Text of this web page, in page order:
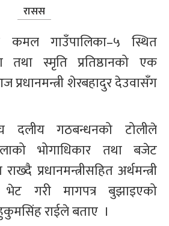
रासस
कमल गाउँपालिका–५ स्थित
तथा स्मृति प्रतिष्ठानको एक
प्रधानमन्त्री शेरबहादुर देउवासँग
दलीय गठबन्धनको टोलीले
भोगाधिकार तथा बजेट
प्रधानमन्त्रीसहित अर्थमन्त्री
भेट गरी मागपत्र बुझाइएको
राईले बताए  ।